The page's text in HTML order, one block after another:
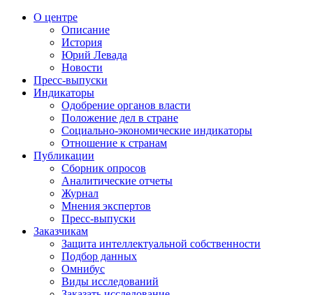
О центре
Описание
История
Юрий Левада
Новости
Пресс-выпуски
Индикаторы
Одобрение органов власти
Положение дел в стране
Социально-экономические индикаторы
Отношение к странам
Публикации
Сборник опросов
Аналитические отчеты
Журнал
Мнения экспертов
Пресс-выпуски
Заказчикам
Защита интеллектуальной собственности
Подбор данных
Омнибус
Виды исследований